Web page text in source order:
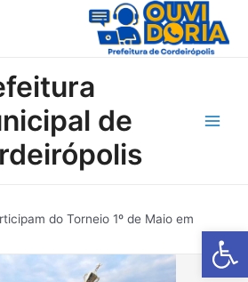
Barra de
de
do Torneio 1º de Maio em